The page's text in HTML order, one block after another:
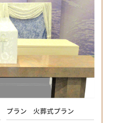
プラン
火葬式プラン